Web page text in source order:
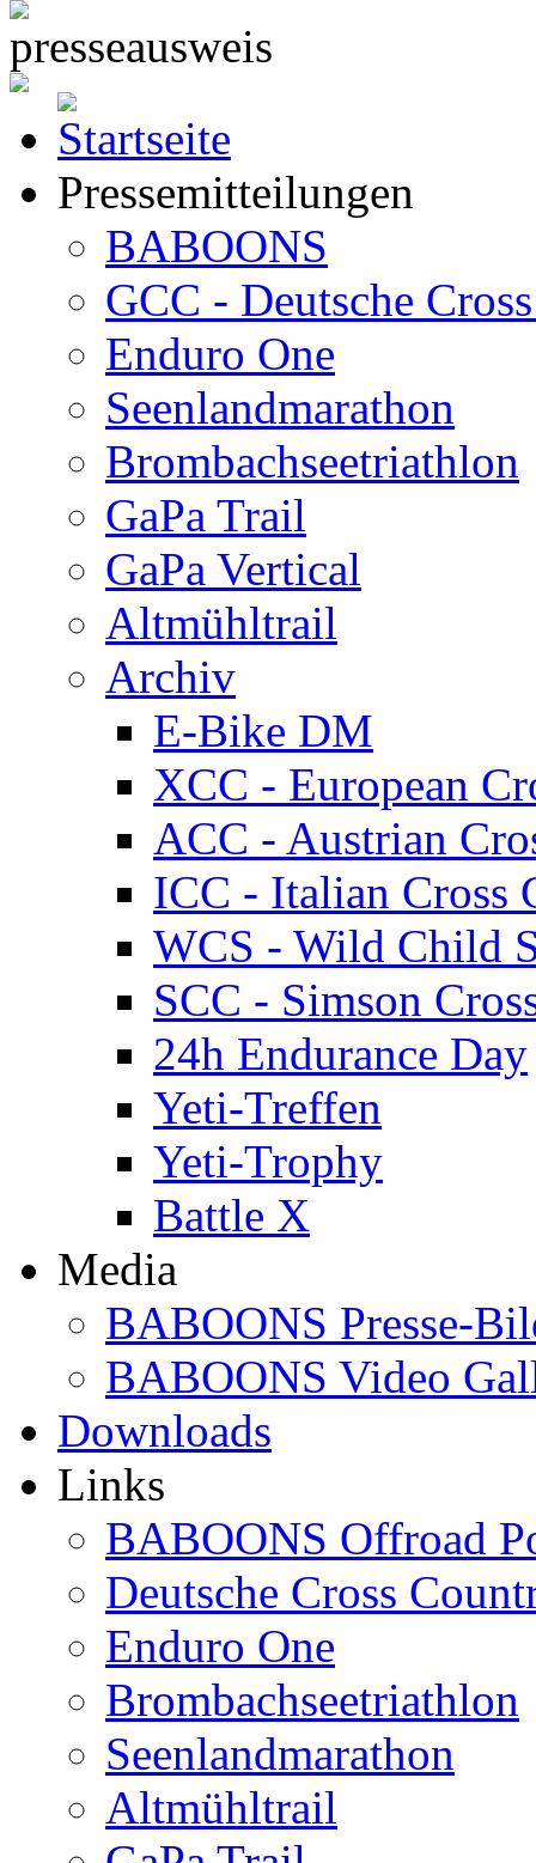
Pressemitteilungen
BABOONS
GCC - Deutsche
Enduro One
Seenlandmarathon
Brombachseetriathlon
GaPa Trail
GaPa Vertical
Altmühltrail
Archiv
E-Bike DM
XCC - European
ACC - Austrian
ICC - Italian Cross
WCS - Wild Child
SCC - Simson
24h Endurance Day
Yeti-Treffen
Yeti-Trophy
Battle X
Media
BABOONS Presse-
BABOONS Video
Downloads
Links
BABOONS Offroad
Deutsche Cross
Enduro One
Brombachseetriathlon
Seenlandmarathon
Altmühltrail